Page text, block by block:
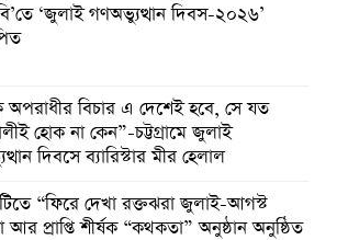
‘জুলাই গণঅভ্যুত্থান দিবস-২০২৬’
অপরাধীর বিচার এ দেশেই হবে, সে যত
হোক না কেন”-চট্টগ্রামে জুলাই
দিবসে ব্যারিস্টার মীর হেলাল
“ফিরে দেখা রক্তঝরা জুলাই-আগস্ট
আর প্রাপ্তি শীর্ষক “কথকতা” অনুষ্ঠান অনুষ্ঠিত